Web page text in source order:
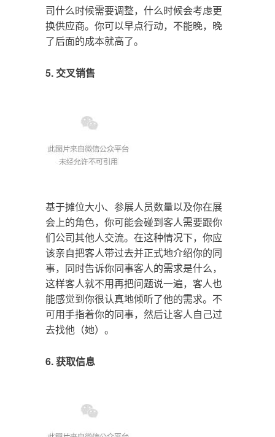
司什么时候需要调整，什么时候会考虑更
换供应商。你可以早点行动，不能晚，晚
了后面的成本就高了。
5. 交叉销售
基于摊位大小、参展人员数量以及你在展
会上的角色，你可能会碰到客人需要跟你
们公司其他人交流。在这种情况下，你应
该亲自把客人带过去并正式地介绍你的同
事，同时告诉你同事客人的需求是什么，
这样客人就不用再把问题说一遍，客人也
能感觉到你很认真地倾听了他的需求。不
可用手指着你的同事，然后让客人自己过
去找他（她）。
6. 获取信息